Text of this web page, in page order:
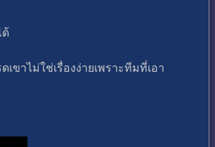
ด้
ขาไม่ใช่เรื่องง่ายเพราะทีมที่เอา